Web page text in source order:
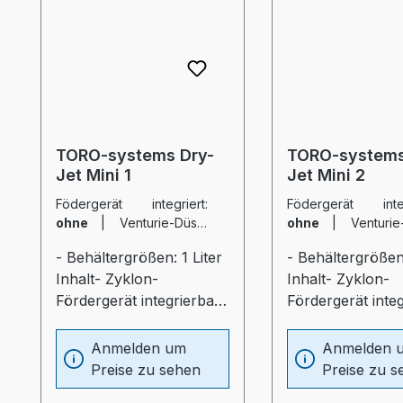
TORO-systems Dry-
Jet Mini 1
Födergerät integriert:
ohne
Venturie-Düse:
Verschiebeschlitten:
ohne
- Behältergrößen: 1 Liter
Inhalt- Zyklon-
Fördergerät integrierbar
Schiebeführung für
unterschiedlichste
Verarbeitungsmaschinen
Anmelden um
Preise zu sehen
TORO-
Jet Mini 2
Födergerät
ohne
ohne
-
Inhalt- Zyklon-
Fördergerät
Schiebeführung
Anmelden
Preise zu